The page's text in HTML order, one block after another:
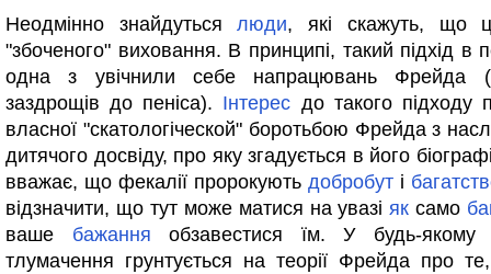
Неодмінно знайдутьсялюди, які скажуть, що
"збоченого" виховання. В принципі, такий підхід в
одна з увічнили себе напрацювань Фрейда
заздрощів до пеніса). Інтерес до такого підходу
власної "скатологіческой" боротьбою Фрейда з
дитячого досвіду, про яку згадується в його
вважає, що фекалії пророкують добробут і
відзначити, що тут може матися на увазіяк само
ваше бажання обзавестися їм. У будь-якому
тлумачення грунтується на теорії Фрейда про